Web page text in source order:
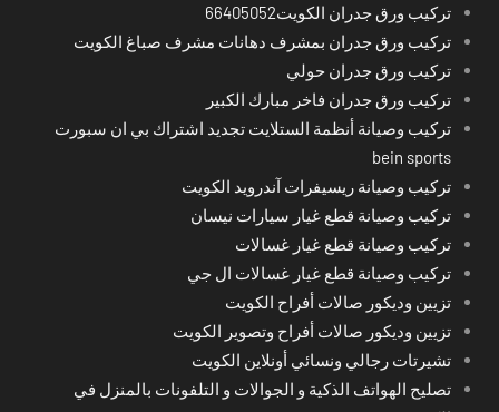
تركيب ورق جدران الكويت66405052
تركيب ورق جدران بمشرف دهانات مشرف صباغ الكويت
تركيب ورق جدران حولي
تركيب ورق جدران فاخر مبارك الكبير
تركيب وصيانة أنظمة الستلايت تجديد اشتراك بي ان سبورت
bein sports
تركيب وصيانة ريسيفرات آندرويد الكويت
تركيب وصيانة قطع غيار سيارات نيسان
تركيب وصيانة قطع غيار غسالات
تركيب وصيانة قطع غيار غسالات ال جي
تزيين وديكور صالات أفراح الكويت
تزيين وديكور صالات أفراح وتصوير الكويت
تشيرتات رجالي ونسائي أونلاين الكويت
تصليح الهواتف الذكية و الجوالات و التلفونات بالمنزل في